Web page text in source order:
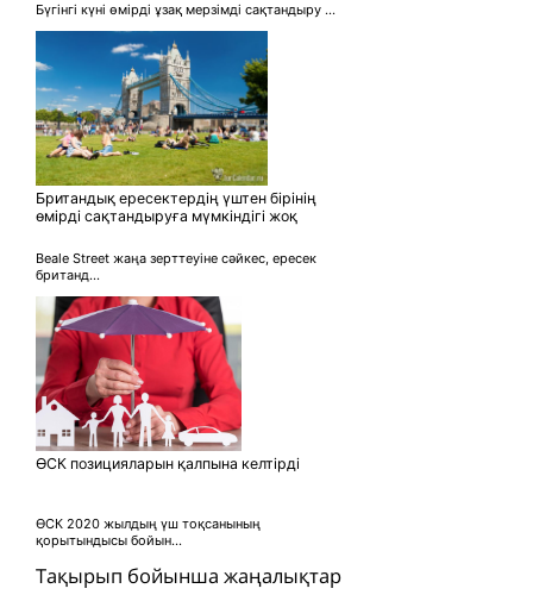
Тақырып бойынша жаңалықтар
Бүгінгі күні өмірді ұзақ мерзімді сақтандыру ...
Британдық ересектердің үштен бірінің
өмірді сақтандыруға мүмкіндігі жоқ
Beale Street жаңа зерттеуіне сәйкес, ересек
британд...
ӨСК позицияларын қалпына келтірді
ӨСК 2020 жылдың үш тоқсанының
қорытындысы бойын...